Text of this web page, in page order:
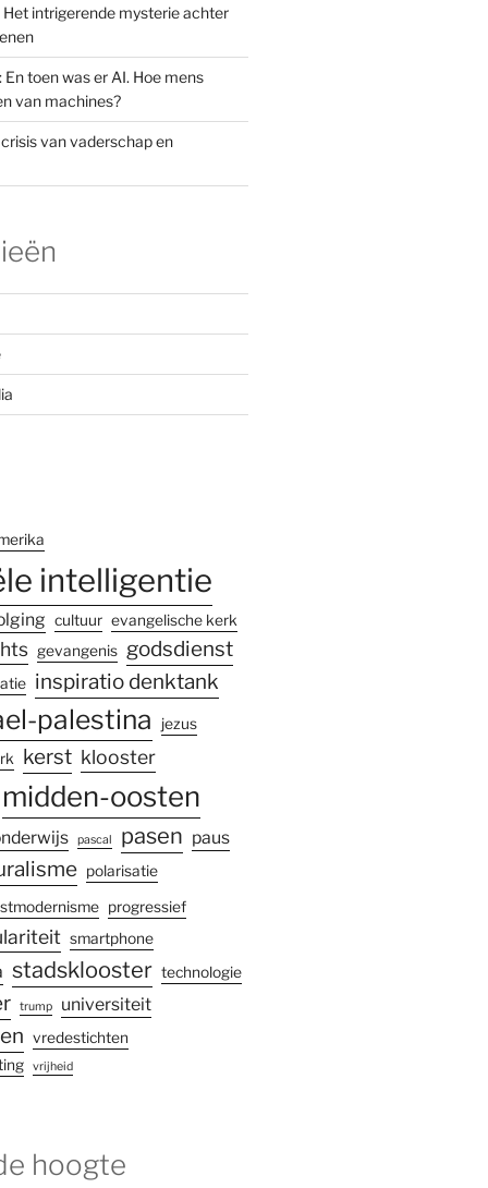
intrigerende mysterie achter
toen was er AI. Hoe mens
van machines?
crisis van vaderschap en
intelligentie
cultuur evangelische kerk
gevangenis godsdienst
inspiratio denktank
palestina
jezus
kerst klooster
midden-oosten
pascal pasen paus
polarisatie
progressief
smartphone
stadsklooster technologie
trump universiteit
vredestichten
vrijheid
hoogte